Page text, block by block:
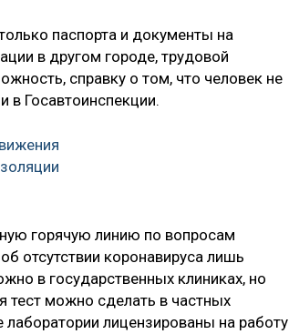
паспорта и документы на
в другом городе, трудовой
справку о том, что человек не
в Госавтоинспекции.
горячую линию по вопросам
отсутствии коронавируса лишь
в государственных клиниках, но
тест можно сделать в частных
лаборатории лицензированы на работу